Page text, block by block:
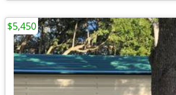
$5,450